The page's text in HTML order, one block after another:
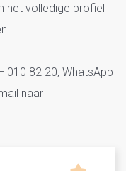
het volledige profiel
010 82 20, WhatsApp
naar